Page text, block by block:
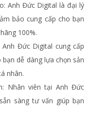
Anh Đức Digital là đại lý
bảo cung cấp cho bạn
100%.
Đức Digital cung cấp
dễ dàng lựa chọn sản
nhân.
Nhân viên tại Anh Đức
sàng tư vấn giúp bạn